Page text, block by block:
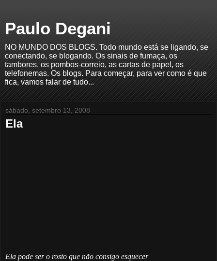
Paulo Degani
NO MUNDO DOS BLOGS. Todo mundo está se ligando, se
conectando, se blogando. Os sinais de fumaça, os
tambores, os pombos-correio, as cartas de papel, os
telefonemas. Os blogs. Para começar, para ver como é que
fica, vamos falar de tudo...
sábado, setembro 13, 2008
Ela
Ela pode ser o rosto que não consigo esquecer